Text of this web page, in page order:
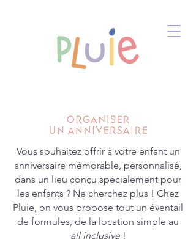
Vous souhaitez offrir à votre enfant un
anniversaire mémorable, personnalisé,
dans un lieu conçu spécialement pour
les enfants ? Ne cherchez plus ! Chez
Pluie, on vous propose tout un éventail
de formules, de la location simple au
all inclusive!